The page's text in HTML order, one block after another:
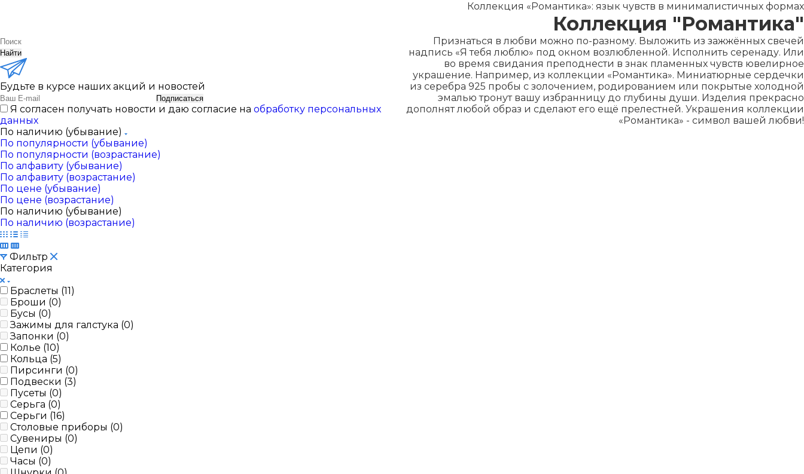
Коллекция «Романтика»: язык чувств в минималистичных формах
Коллекция "Романтика"
Признаться в любви можно по-разному. Выложить из зажжённых свечей
надпись «Я тебя люблю» под окном возлюбленной. Исполнить серенаду. Или
во время свидания преподнести в знак пламенных чувств ювелирное
украшение. Например, из коллекции «Романтика». Миниатюрные сердечки
из серебра 925 пробы с золочением, родированием или покрытые холодной
эмалью тронут вашу избранницу до глубины души. Изделия прекрасно
дополнят любой образ и сделают его ещё прелестней. Украшения коллекции
«Романтика» - символ вашей любви!
По наличию (убывание)
По популярности (убывание)
По популярности (возрастание)
По алфавиту (убывание)
По алфавиту (возрастание)
По цене (убывание)
По цене (возрастание)
По наличию (убывание)
По наличию (возрастание)
Фильтр
Категория
Браслеты (11)
Броши (0)
Бусы (0)
Зажимы для галстука (0)
Запонки (0)
Колье (10)
Кольца (5)
Пирсинги (0)
Подвески (3)
Пусеты (0)
Серьга (0)
Серьги (16)
Столовые приборы (0)
Сувениры (0)
Цепи (0)
Часы (0)
Найти
Будьте в курсе наших акций и новостей
Подписаться
Я согласен получать новости и даю согласие на обработку персональных
данных